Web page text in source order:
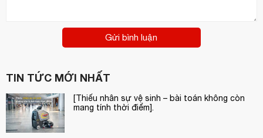
Gửi bình luận
TIN TỨC MỚI NHẤT
[Thiếu nhân sự vệ sinh – bài toán không còn
mang tính thời điểm].